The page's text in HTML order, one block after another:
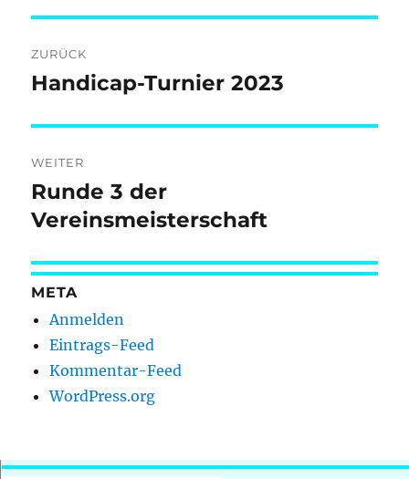
ZURÜCK
Vorheriger
Handicap-Turnier 2023
WEITER
Nächster
Beitrag:
Runde 3 der
Vereinsmeisterschaft
META
Anmelden
Eintrags-Feed
Kommentar-Feed
WordPress.org